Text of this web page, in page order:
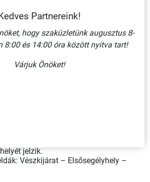
alakú jelzések. Veszélyre vagy
fel a figyelmet.
Magasfeszültség –
– Targoncaforgalom
Azt jelzik, hogy az adott
jelzik.
Vészkijárat – Elsősegélyhely –
Kedves Partnereink!
hogy szaküzletünk augusztus 8-
8:00 és 14:00 óra között nyitva tart!
Várjuk Önöket!